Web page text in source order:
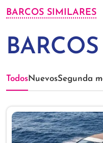
BARCOS SIMILARES
TodosNuevosSegunda